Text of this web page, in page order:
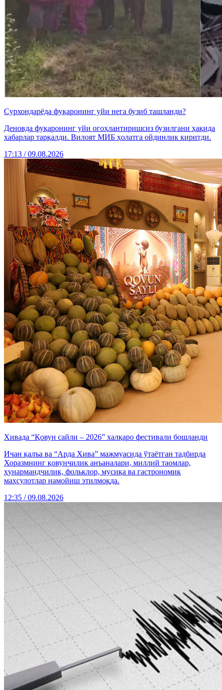
Сурхондарёда фуқаронинг уйи нега бузиб ташланди?
Деновда фуқаронинг уйи огоҳлантиришсиз бузилгани ҳақида
хабарлар тарқалди. Вилоят МИБ ҳолатга ойдинлик киритди.
17:13 / 09.08.2026
Хивада “Қовун сайли – 2026” халқаро фестивали бошланди
Ичан қалъа ва “Арда Хива” мажмуасида ўтаётган тадбирда
Хоразмнинг қовунчилик анъаналари, миллий таомлар,
ҳунармандчилик, фольклор, мусиқа ва гастрономик
маҳсулотлар намойиш этилмоқда.
12:35 / 09.08.2026